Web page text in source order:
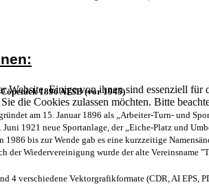
Website. Einige von ihnen sind essenziell
die Cookies zulassen möchten. Bitte
1896 ATSB (vor 1945)
am 15. Januar 1896 als „Arbeiter-Turn- und
Juni 1921 neue Sportanlage, der „Eiche-Platz und
1986 bis zur Wende gab es eine kurzzeitige
der Wiedervereinigung wurde der alte Vereinsname
4 verschiedene Vektorgrafikformate (CDR, AI EPS,